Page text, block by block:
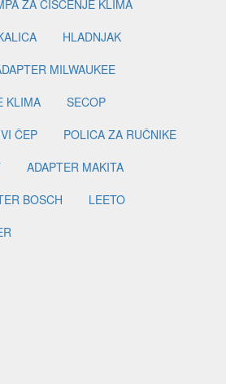
ZA ČIŠĆENJE KLIMA
HLADNJAK
MILWAUKEE
KLIMA
SECOP
ČEP
POLICA ZA RUČNIKE
ADAPTER MAKITA
BOSCH
LEETO